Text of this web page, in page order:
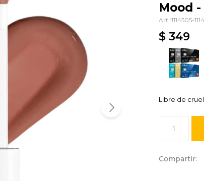
Mood
1114505-
$ 349
Libre de
1